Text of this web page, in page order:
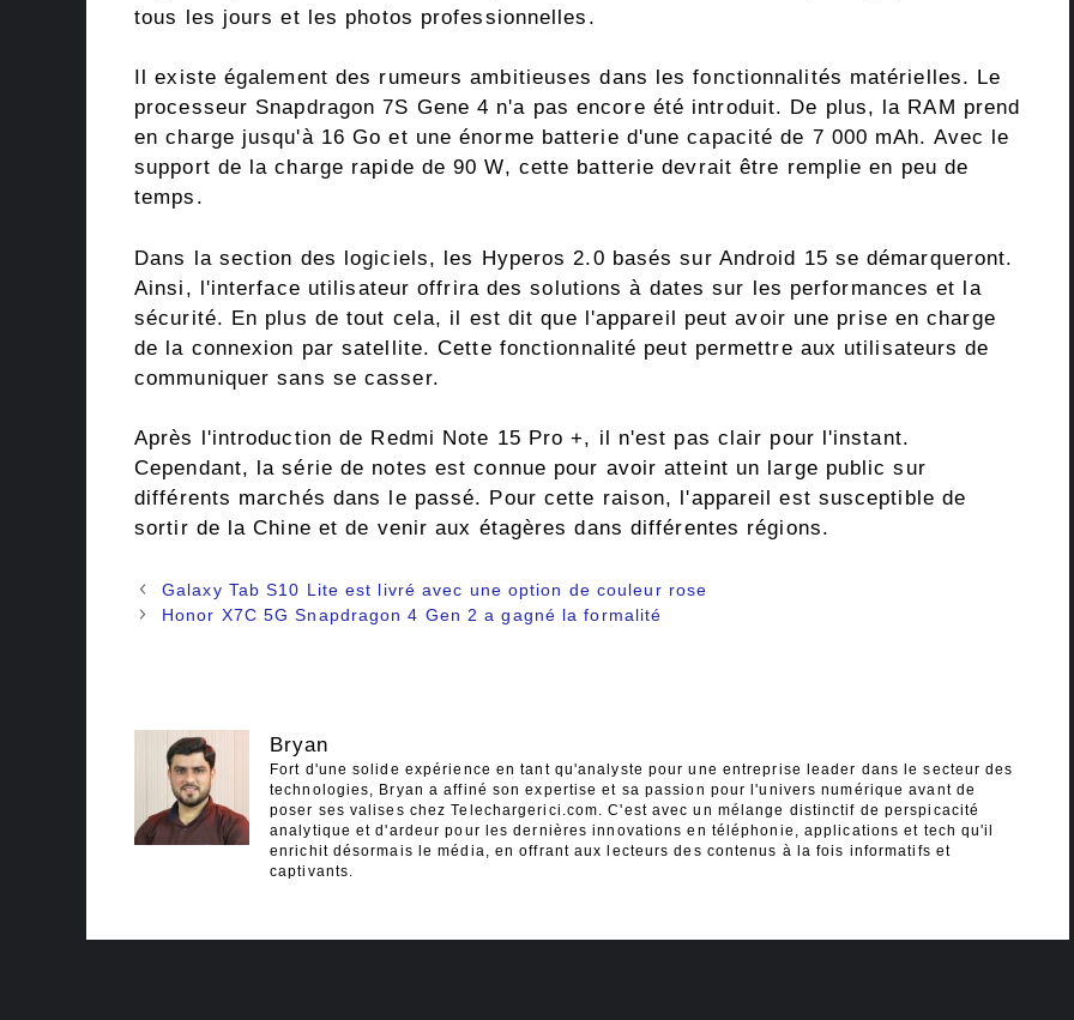
tous les jours et les photos professionnelles.
Il existe également des rumeurs ambitieuses dans les fonctionnalités matérielles. Le
processeur Snapdragon 7S Gene 4 n'a pas encore été introduit. De plus, la RAM prend
en charge jusqu'à 16 Go et une énorme batterie d'une capacité de 7 000 mAh. Avec le
support de la charge rapide de 90 W, cette batterie devrait être remplie en peu de
temps.
Dans la section des logiciels, les Hyperos 2.0 basés sur Android 15 se démarqueront.
Ainsi, l'interface utilisateur offrira des solutions à dates sur les performances et la
sécurité. En plus de tout cela, il est dit que l'appareil peut avoir une prise en charge
de la connexion par satellite. Cette fonctionnalité peut permettre aux utilisateurs de
communiquer sans se casser.
Après l'introduction de Redmi Note 15 Pro +, il n'est pas clair pour l'instant.
Cependant, la série de notes est connue pour avoir atteint un large public sur
différents marchés dans le passé. Pour cette raison, l'appareil est susceptible de
sortir de la Chine et de venir aux étagères dans différentes régions.
Navigation
des
Galaxy Tab S10 Lite est livré avec une option de couleur rose
Honor X7C 5G Snapdragon 4 Gen 2 a gagné la formalité
Bryan
Fort d'une solide expérience en tant qu'analyste pour une entreprise leader dans le secteur des
technologies, Bryan a affiné son expertise et sa passion pour l'univers numérique avant de
poser ses valises chez Telechargerici.com. C'est avec un mélange distinctif de perspicacité
analytique et d'ardeur pour les dernières innovations en téléphonie, applications et tech qu'il
enrichit désormais le média, en offrant aux lecteurs des contenus à la fois informatifs et
captivants.